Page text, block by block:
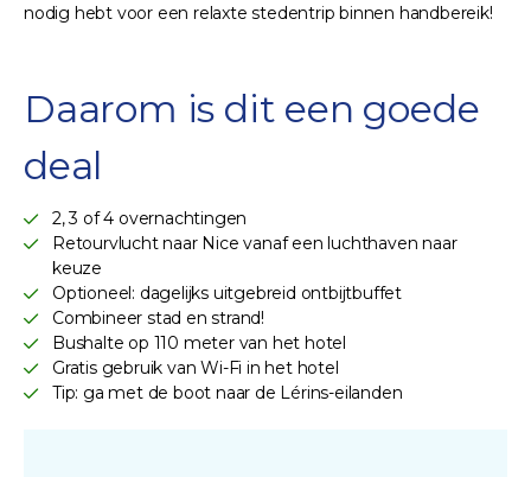
nodig hebt voor een relaxte stedentrip binnen handbereik!
Daarom is dit een goede
deal
2, 3 of 4 overnachtingen
Retourvlucht naar Nice vanaf een luchthaven naar
keuze
Optioneel: dagelijks uitgebreid ontbijtbuffet
Combineer stad en strand!
Bushalte op 110 meter van het hotel
Gratis gebruik van Wi-Fi in het hotel
Tip: ga met de boot naar de Lérins-eilanden